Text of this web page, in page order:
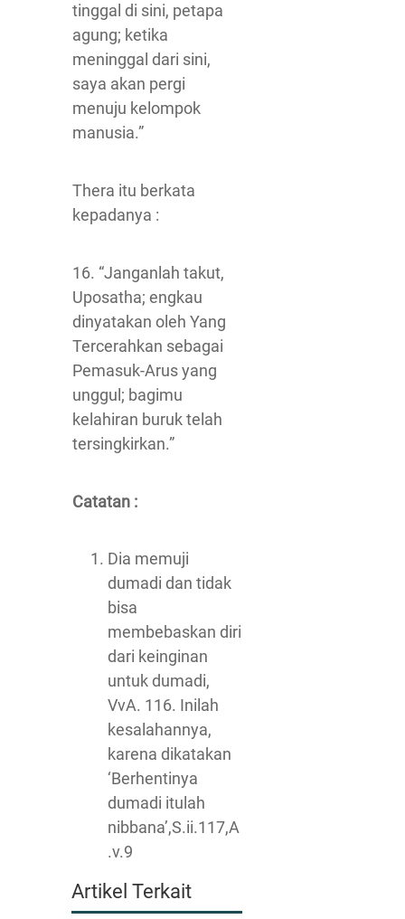
tinggal di sini, petapa
agung; ketika
meninggal dari sini,
saya akan pergi
menuju kelompok
manusia.”
Thera itu berkata
kepadanya :
16. “Janganlah takut,
Uposatha; engkau
dinyatakan oleh Yang
Tercerahkan sebagai
Pemasuk-Arus yang
unggul; bagimu
kelahiran buruk telah
tersingkirkan.”
Catatan :
Dia memuji
dumadi dan tidak
bisa
membebaskan diri
dari keinginan
untuk dumadi,
VvA. 116. Inilah
kesalahannya,
karena dikatakan
‘Berhentinya
dumadi itulah
nibbana’,S.ii.117,A
.v.9
Artikel Terkait